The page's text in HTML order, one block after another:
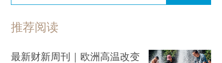
推荐阅读
最新财新周刊｜欧洲高温改变